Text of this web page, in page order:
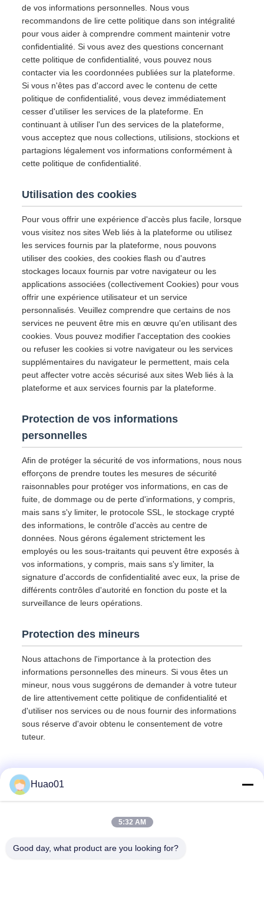
de vos informations personnelles. Nous vous
recommandons de lire cette politique dans son intégralité
pour vous aider à comprendre comment maintenir votre
confidentialité. Si vous avez des questions concernant
cette politique de confidentialité, vous pouvez nous
contacter via les coordonnées publiées sur la plateforme.
Si vous n'êtes pas d'accord avec le contenu de cette
politique de confidentialité, vous devez immédiatement
cesser d'utiliser les services de la plateforme. En
continuant à utiliser l'un des services de la plateforme,
vous acceptez que nous collections, utilisions, stockions et
partagions légalement vos informations conformément à
cette politique de confidentialité.
Utilisation des cookies
Pour vous offrir une expérience d'accès plus facile, lorsque
vous visitez nos sites Web liés à la plateforme ou utilisez
les services fournis par la plateforme, nous pouvons
utiliser des cookies, des cookies flash ou d'autres
stockages locaux fournis par votre navigateur ou les
applications associées (collectivement Cookies) pour vous
offrir une expérience utilisateur et un service
personnalisés. Veuillez comprendre que certains de nos
services ne peuvent être mis en œuvre qu'en utilisant des
cookies. Vous pouvez modifier l'acceptation des cookies
ou refuser les cookies si votre navigateur ou les services
supplémentaires du navigateur le permettent, mais cela
peut affecter votre accès sécurisé aux sites Web liés à la
plateforme et aux services fournis par la plateforme.
Protection de vos informations
personnelles
Afin de protéger la sécurité de vos informations, nous nous
efforçons de prendre toutes les mesures de sécurité
raisonnables pour protéger vos informations, en cas de
fuite, de dommage ou de perte d'informations, y compris,
mais sans s'y limiter, le protocole SSL, le stockage crypté
des informations, le contrôle d'accès au centre de
données. Nous gérons également strictement les
employés ou les sous-traitants qui peuvent être exposés à
vos informations, y compris, mais sans s'y limiter, la
signature d'accords de confidentialité avec eux, la prise de
différents contrôles d'autorité en fonction du poste et la
surveillance de leurs opérations.
Protection des mineurs
Nous attachons de l'importance à la protection des
informations personnelles des mineurs. Si vous êtes un
mineur, nous vous suggérons de demander à votre tuteur
de lire attentivement cette politique de confidentialité et
d'utiliser nos services ou de nous fournir des informations
sous réserve d'avoir obtenu le consentement de votre
tuteur.
Huao01
5:32 AM
Good day, what product are you looking for?